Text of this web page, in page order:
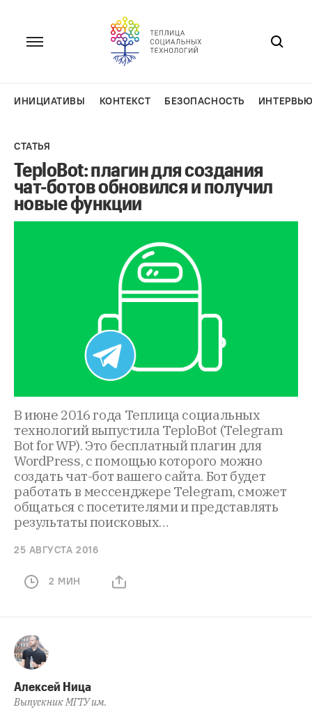
ИНИЦИАТИВЫ КОНТЕКСТ БЕЗОПАСНОСТЬ
СТАТЬЯ
TeploBot: плагин для создания
чат-ботов обновился и получил
новые функции
В июне 2016 года Теплица социальных
технологий выпустила TeploBot (Telegram
Bot for WP). Это бесплатный плагин для
WordPress, с помощью которого можно
создать чат-бот вашего сайта. Бот будет
работать в мессенджере Telegram, сможет
общаться с посетителями и представлять
результаты поисковых…
25 АВГУСТА 2016
2 МИН
Алексей Ница
Выпускник МГТУ им.